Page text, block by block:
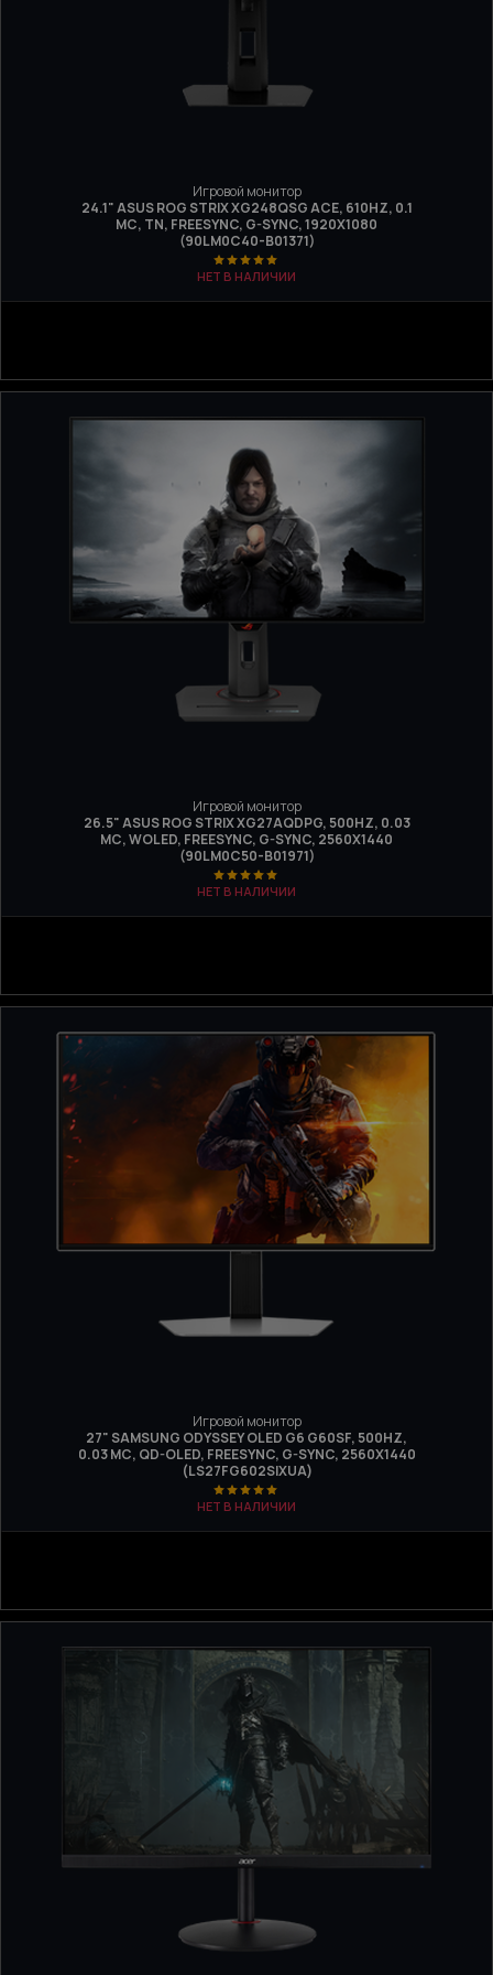
Игровой монитор
24.1" ASUS ROG STRIX XG248QSG ACE, 610HZ, 0.1
МС, TN, FREESYNC, G-SYNC, 1920X1080
(90LM0C40-B01371)
НЕТ В НАЛИЧИИ
Игровой монитор
26.5" ASUS ROG STRIX XG27AQDPG, 500HZ, 0.03
МС, WOLED, FREESYNC, G-SYNC, 2560X1440
(90LM0C50-B01971)
НЕТ В НАЛИЧИИ
Игровой монитор
27" SAMSUNG ODYSSEY OLED G6 G60SF, 500HZ,
0.03 МС, QD-OLED, FREESYNC, G-SYNC, 2560Х1440
(LS27FG602SIXUA)
НЕТ В НАЛИЧИИ